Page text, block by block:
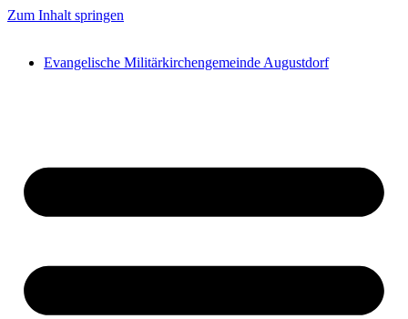
Zum Inhalt springen
Evangelische Militärkirchengemeinde Augustdorf